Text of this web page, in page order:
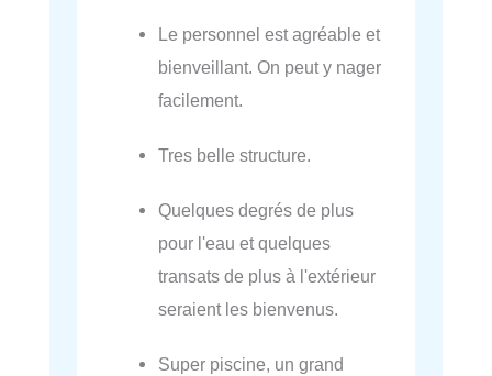
Le personnel est agréable et
bienveillant. On peut y nager
facilement.
Tres belle structure.
Quelques degrés de plus
pour l'eau et quelques
transats de plus à l'extérieur
seraient les bienvenus.
Super piscine, un grand